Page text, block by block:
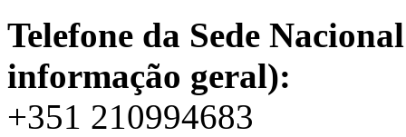
Telefone da Sede
informação geral):
+351 210994683